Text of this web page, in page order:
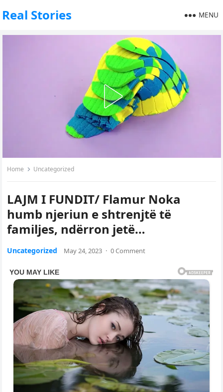
Real Stories MENU
Home Uncategorized
LAJM I FUNDIT/ Flamur Noka
humb njeriun e shtrenjtë të
familjes, ndërron jetë…
Uncategorized May 24, 2023 · 0 Comment